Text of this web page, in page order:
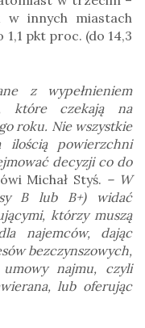
w innych miastach
pkt proc. (do 14,3
z wypełnieniem
które czekają na
roku. Nie wszystkie
ilością powierzchni
decyzji co do
Michał Styś. – W
B lub B+) widać
którzy muszą
najemców, dając
bezczynszowych,
najmu, czyli
lub oferując